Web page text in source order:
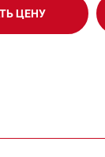
ЦЕНУ